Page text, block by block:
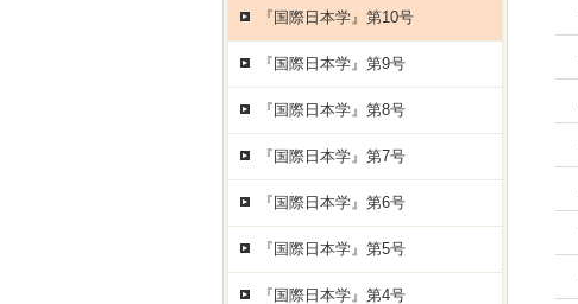
『国際日本学』第10号
『国際日本学』第9号
『国際日本学』第8号
『国際日本学』第7号
『国際日本学』第6号
『国際日本学』第5号
『国際日本学』第4号